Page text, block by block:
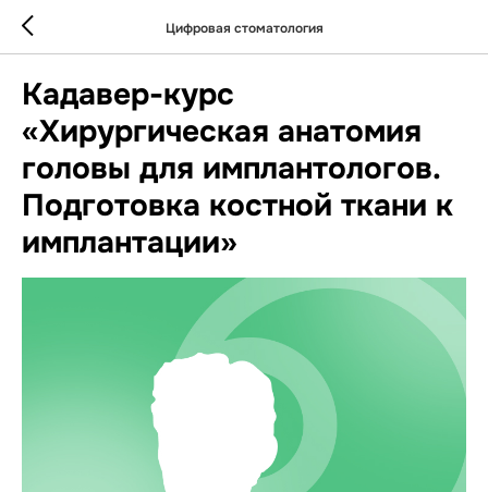
Цифровая стоматология
Кадавер-курс
«Хирургическая анатомия
головы для имплантологов.
Подготовка костной ткани к
имплантации»